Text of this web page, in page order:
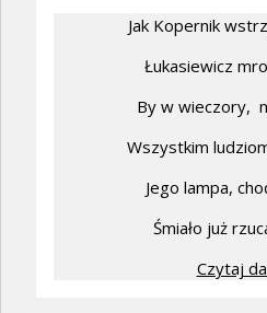
Jak Kopernik
Łukasiewicz
By w wieczory,
Wszystkim
Jego lampa,
Śmiało już
Czytaj